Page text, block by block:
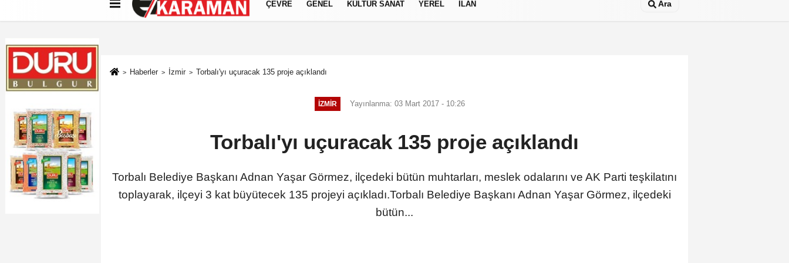
Künye İletişim Çerez Politikası Gizlilik İlkeleri
ÇEVRE GENEL KÜLTÜR SANAT YEREL İLAN Ara
Haberler İzmir Torbalı'yı uçuracak 135 proje açıklandı
İZMIR Yayınlanma: 03 Mart 2017 - 10:26
Torbalı'yı uçuracak 135 proje açıklandı
Torbalı Belediye Başkanı Adnan Yaşar Görmez, ilçedeki bütün muhtarları, meslek odalarını ve AK Parti teşkilatını
toplayarak, ilçeyi 3 kat büyütecek 135 projeyi açıkladı.Torbalı Belediye Başkanı Adnan Yaşar Görmez, ilçedeki
bütün...